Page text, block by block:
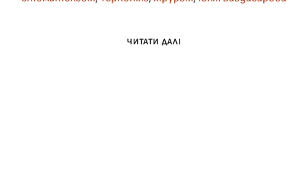
ЧИТАТИ ДАЛІ